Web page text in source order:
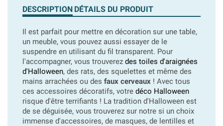
DESCRIPTION DÉTAILS DU PRODUIT
Il est parfait pour mettre en décoration sur une table,
un meuble, vous pouvez aussi essayer de le
suspendre en utilisant du fil transparent. Pour
l'accompagner, vous trouverez des toiles d'araignées
d'Halloween, des rats, des squelettes et même des
mains arrachées ou des faux cerveaux ! Avec tous
ces accessoires décoratifs, votre déco Halloween
risque d'être terrifiants ! La tradition d'Halloween est
de se déguisée, vous trouverez sur notre si un choix
immense d'accessoires, de masques, de lentilles et